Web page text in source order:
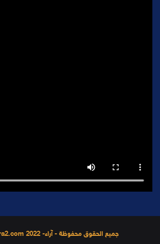
جميع الحقوق محفوظة - آراء- 2022 www.arra2.com